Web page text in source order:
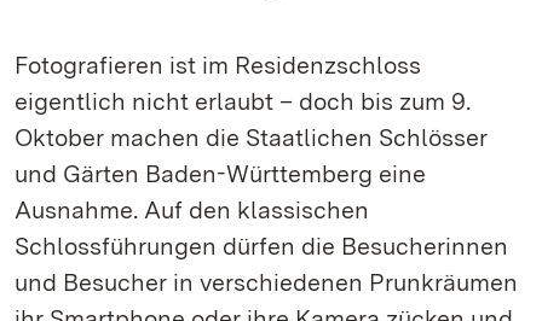
Fotografieren ist im Residenzschloss
eigentlich nicht erlaubt – doch bis zum 9.
Oktober machen die Staatlichen Schlösser
und Gärten Baden-Württemberg eine
Ausnahme. Auf den klassischen
Schlossführungen dürfen die Besucherinnen
und Besucher in verschiedenen Prunkräumen